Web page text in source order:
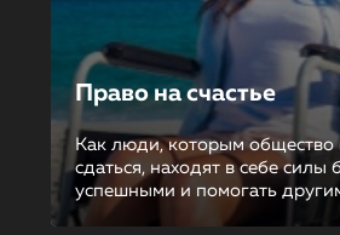
Право на счастье
Как люди, которым общество
сдаться, находят в себе силы
успешными и помогать